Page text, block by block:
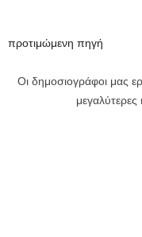
προτιμώμενη πηγή
Οι δημοσιογράφοι μας